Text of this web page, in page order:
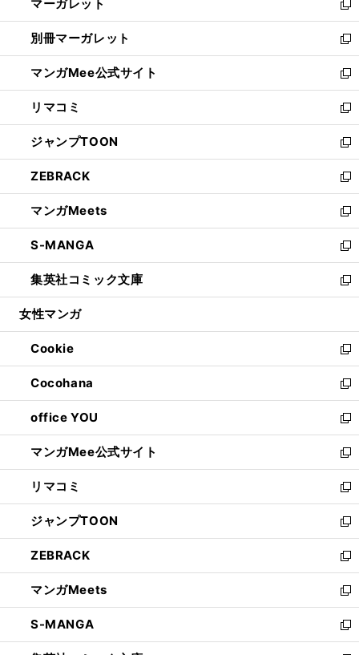
く
で
開
く
ド
ウ
で
開
く
い
ウ
ィ
ン
ド
ウ
で
開
く
マーガレット
新
し
い
ウ
ィ
ン
ド
ウ
で
開
く
別冊マーガレット
新
し
い
ウ
ィ
ン
ド
ウ
で
開
く
マンガMee公式サイト
新
し
い
ウ
ィ
ン
ド
ウ
で
開
く
リマコミ
新
し
い
ウ
ィ
ン
ド
ウ
で
開
く
ジャンプTOON
新
し
い
ウ
ィ
ン
ド
ウ
で
開
ZEBRACK
新
し
い
ウ
ィ
ン
ド
ウ
開
く
マンガMeets
新
し
い
ウ
ィ
ン
ウ
で
開
く
S-MANGA
新
し
い
ウ
ン
ド
ウ
で
開
く
集英社コミック文庫
新
し
ウ
ィ
ン
ド
ウ
で
開
く
女性マンガ
Cookie
新
し
い
ウ
ィ
ン
ド
ウ
で
開
く
Cocohana
新
し
い
ウ
ィ
ン
ド
ウ
で
開
く
office YOU
新
し
い
ウ
ィ
ン
ド
ウ
で
開
く
マンガMee公式サイト
新
し
い
ウ
ィ
ン
ド
ウ
で
開
く
リマコミ
新
し
い
ウ
ィ
ン
ド
ウ
で
開
ジャンプTOON
新
し
い
ウ
ィ
ン
ド
ウ
ZEBRACK
新
し
い
ウ
ィ
ン
マンガMeets
新
し
い
ウ
S-MANGA
新
し